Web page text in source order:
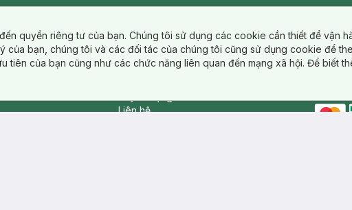
Giới thiệu Hasaki.vn
Chính sách bảo mật
Điều khoản sử dụng
Liên hệ
Hasaki
quyền riêng tư của bạn. Chúng tôi sử dụng các cookie cần thiết để vận
của bạn, chúng tôi và các đối tác của chúng tôi cũng sử dụng cookie để
tiên của bạn cũng như các chức năng liên quan đến mạng xã hội. Để biết